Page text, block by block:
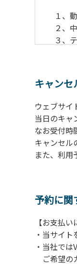
１、
２、
３、
４
５、
手続
６、
にチ
【禁
カラ
当キ
（１
（２
（３
での
キャンセ
ウェブサイ
当日のキャ
なお受付時
キャンセル
また、利用
予約に関
【お支払い
・当サイ
・当社では
ご希望の